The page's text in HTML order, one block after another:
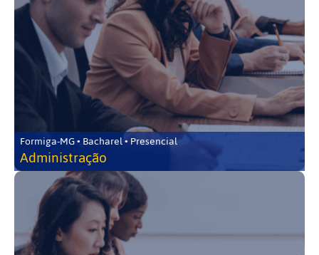
Formiga-MG • Bacharel • Presencial
Administração